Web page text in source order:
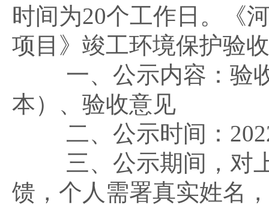
时间为20个工作日。《
项目》竣工环境保护验
一、公示内容：验收
本）、验收意见
二、公示时间：2022
三、公示期间，对上
馈，个人需署真实姓名